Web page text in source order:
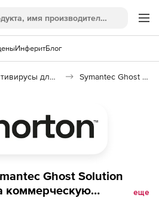
ИнферитБлог
Антивирусы для организаций Symantec Ghost Solution Suite
Ghost Solution
коммерческую
еще